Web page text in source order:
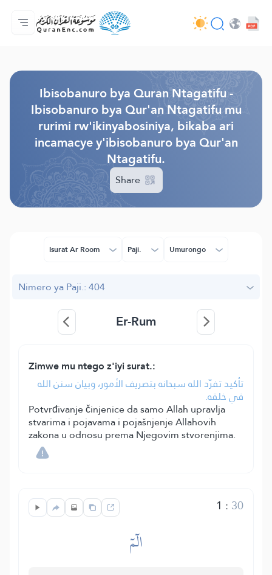
Ahabanza.
Ishakiro ry'ibisobanuro
Audio
Serivisi z'abakora amavugurura. - API
Ibijyanye n'umushinga.
Twandikire.
Ururimi.
Ibisobanuro bya Quran Ntagatifu -
Ibisobanuro bya Qur'an Ntagatifu mu
rurimi rw'ikinyabosiniya, bikaba ari
incamacye y'ibisobanuro bya Qur'an
Ntagatifu.
Share
Isurat Ar Room Paji. Umurongo
Nimero ya Paji.: 404
Er-Rum
Zimwe mu ntego z'iyi surat.:
تأكيد تفرّد الله سبحانه بتصريف الأمور، وبيان سنن الله
في خلقه.
Potvrđivanje činjenice da samo Allah upravlja
stvarima i pojavama i pojašnjenje Allahovih
zakona u odnosu prema Njegovim stvorenjima.
1 : 30
الٓمٓ